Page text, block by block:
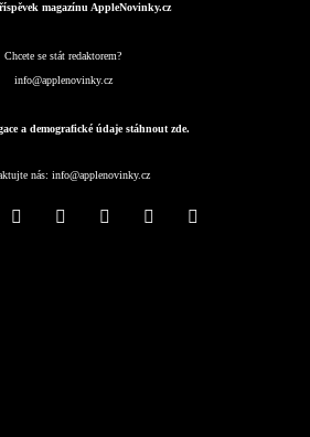
magazínu AppleNovinky.cz
Chcete se stát redaktorem?
info@applenovinky.cz
a demografické údaje stáhnout zde.
nás: info@applenovinky.cz